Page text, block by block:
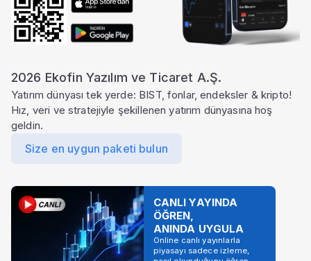
2026 Ekofin Yazılım ve Ticaret A.Ş.
Yatırım dünyası tek yerde: BIST, fonlar, endeksler & kripto!
Hız, veri ve stratejiyle şekillenen yatırım dünyasına hoş
geldin.
Size en uygun paketi bulun
CANLI YAYINDA
ÖĞREN,
ANINDA UYGULA
Online canlı yayınlarla
piyasayı sadece izleme,